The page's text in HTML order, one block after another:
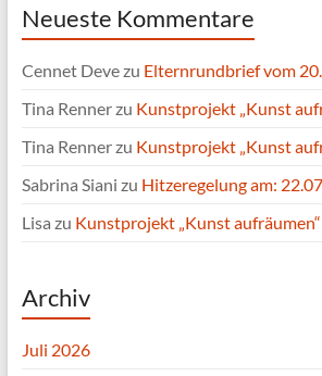
Neueste Kommentare
Cennet Devezu Elternrundbrief vom
Tina Rennerzu Kunstprojekt „Kunst
Tina Rennerzu Kunstprojekt „Kunst
Sabrina Siani zu Hitzeregelung am:
Lisa zu Kunstprojekt „Kunst aufräumen“
Archiv
Juli 2026